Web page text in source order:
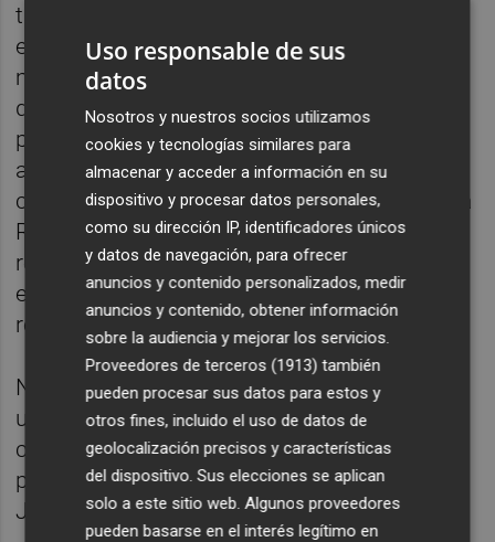
tiene un mínimo resquicio de oportunidad):
el derecho al aborto. También hacemos un
minuto y resultado del proceso de primarias
que están viviendo algunas formaciones
políticas de cara a las próximas elecciones
autonómicas y municipales. Y en nuestra
cada vez más consolidada sección de Paella
Rosa, nos fijamos en el afectuoso
reencuentro de Felipe y Juan Carlos durante
el entierro de Constantino de Grecia. Una
relación paternofilial estupenda, oye.
Nuestra recomendación de la semana tiene
un protagonista claro: el sueño. O más
concretamente, su ausencia. Os
proponemos leer ‘El Mal dormir’, David
Jiménez Torres (Libros del Asteroide).
Uso responsable de sus
datos
Nosotros y nuestros socios utilizamos
cookies y tecnologías similares para
almacenar y acceder a información en su
dispositivo y procesar datos personales,
como su dirección IP, identificadores únicos
y datos de navegación, para ofrecer
anuncios y contenido personalizados, medir
anuncios y contenido, obtener información
sobre la audiencia y mejorar los servicios.
Proveedores de terceros (1913) también
pueden procesar sus datos para estos y
otros fines, incluido el uso de datos de
geolocalización precisos y características
del dispositivo. Sus elecciones se aplican
solo a este sitio web. Algunos proveedores
pueden basarse en el interés legítimo en